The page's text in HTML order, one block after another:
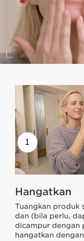
1
Hangatkan
Tuangkan produk
dan (bila perlu,
dicampur dengan
hangatkan dengan